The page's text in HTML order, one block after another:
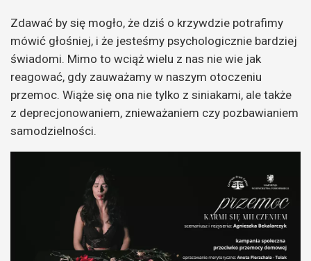
Zdawać by się mogło, że dziś o krzywdzie potrafimy
mówić głośniej, i że jesteśmy psychologicznie bardziej
świadomi. Mimo to wciąż wielu z nas nie wie jak
reagować, gdy zauważamy w naszym otoczeniu
przemoc. Wiąże się ona nie tylko z siniakami, ale także
z deprecjonowaniem, znieważaniem czy pozbawianiem
samodzielności.